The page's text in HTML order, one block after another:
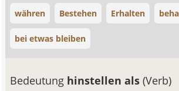
währen Bestehen Erhalten
bei etwas bleiben
Bedeutung hinstellen als(Verb)